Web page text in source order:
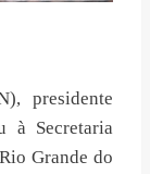
presidente
à Secretaria
Grande do